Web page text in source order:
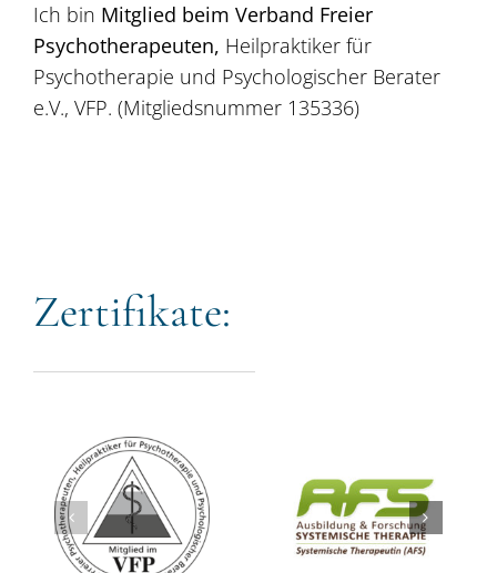
Ich bin Mitglied beim Verband Freier
Psychotherapeuten, Heilpraktiker für
Psychotherapie und Psychologischer Berater
e.V., VFP. (Mitgliedsnummer 135336)
Zertifikate: